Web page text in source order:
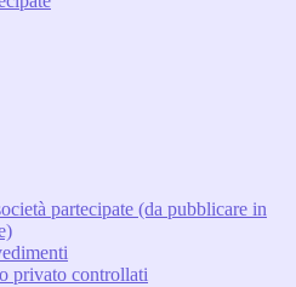
partecipate (da pubblicare in
privato controllati